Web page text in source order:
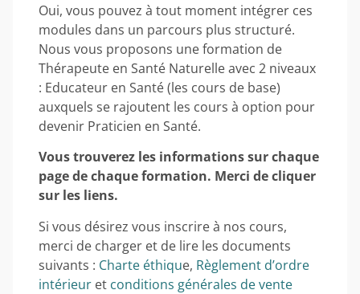
Oui, vous pouvez à tout moment intégrer ces
modules dans un parcours plus structuré.
Nous vous proposons une formation de
Thérapeute en Santé Naturelle avec 2 niveaux
: Educateur en Santé (les cours de base)
auxquels se rajoutent les cours à option pour
devenir Praticien en Santé.
Vous trouverez les informations sur chaque
page de chaque formation. Merci de cliquer
sur les liens.
Si vous désirez vous inscrire à nos cours,
merci de charger et de lire les documents
suivants : Charte éthique, Règlement d’ordre
intérieur et conditions générales de vente